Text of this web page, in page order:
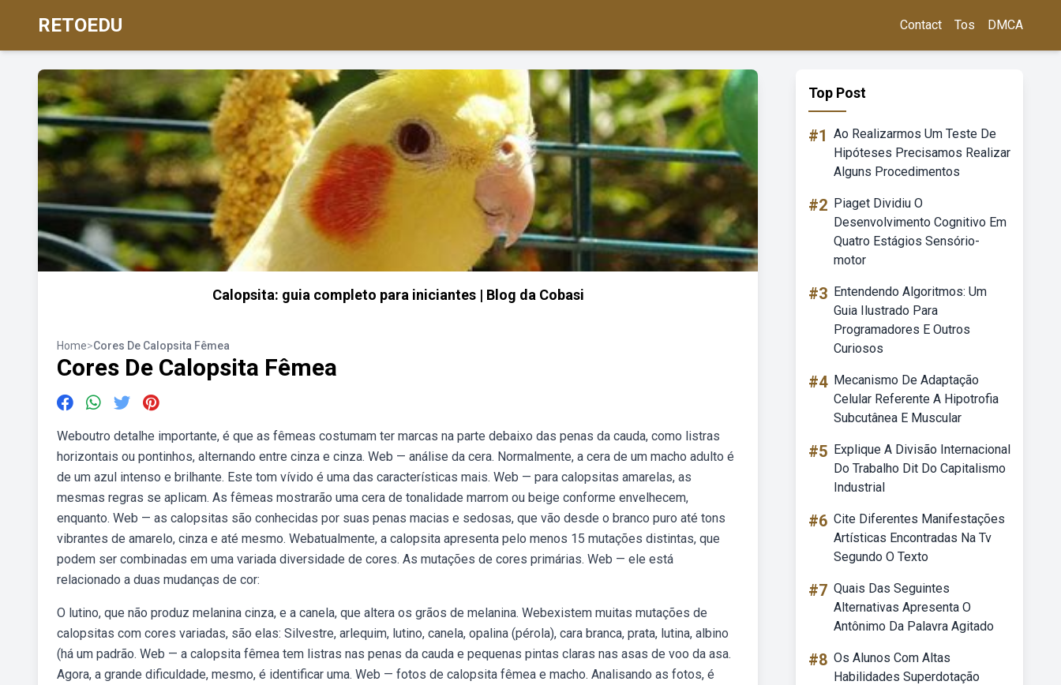
RETOEDU Contact Tos DMCA
Calopsita: guia completo para iniciantes | Blog da Cobasi
Home>Cores De Calopsita Fêmea
Cores De Calopsita Fêmea
Weboutro detalhe importante, é que as fêmeas costumam ter marcas na parte debaixo das penas da cauda, como listras
horizontais ou pontinhos, alternando entre cinza e cinza. Web — análise da cera. Normalmente, a cera de um macho adulto é
de um azul intenso e brilhante. Este tom vívido é uma das características mais. Web — para calopsitas amarelas, as
mesmas regras se aplicam. As fêmeas mostrarão uma cera de tonalidade marrom ou beige conforme envelhecem,
enquanto. Web — as calopsitas são conhecidas por suas penas macias e sedosas, que vão desde o branco puro até tons
vibrantes de amarelo, cinza e até mesmo. Webatualmente, a calopsita apresenta pelo menos 15 mutações distintas, que
podem ser combinadas em uma variada diversidade de cores. As mutações de cores primárias. Web — ele está
relacionado a duas mudanças de cor:
O lutino, que não produz melanina cinza, e a canela, que altera os grãos de melanina. Webexistem muitas mutações de
calopsitas com cores variadas, são elas: Silvestre, arlequim, lutino, canela, opalina (pérola), cara branca, prata, lutina, albino
(há um padrão. Web — a calopsita fêmea tem listras nas penas da cauda e pequenas pintas claras nas asas de voo da asa.
Agora, a grande dificuldade, mesmo, é identificar uma. Web — fotos de calopsita fêmea e macho. Analisando as fotos, é
Top Post
#1 Ao Realizarmos Um Teste De
Hipóteses Precisamos Realizar
Alguns Procedimentos
#2 Piaget Dividiu O
Desenvolvimento Cognitivo Em
Quatro Estágios Sensório-
motor
#3 Entendendo Algoritmos: Um
Guia Ilustrado Para
Programadores E Outros
Curiosos
#4 Mecanismo De Adaptação
Celular Referente A Hipotrofia
Subcutânea E Muscular
#5 Explique A Divisão Internacional
Do Trabalho Dit Do Capitalismo
Industrial
#6 Cite Diferentes Manifestações
Artísticas Encontradas Na Tv
Segundo O Texto
#7 Quais Das Seguintes
Alternativas Apresenta O
Antônimo Da Palavra Agitado
#8 Os Alunos Com Altas
Habilidades Superdotação